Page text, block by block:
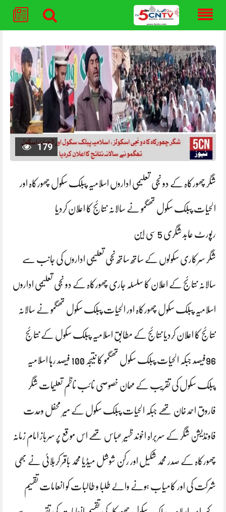
content
179
شگر چھورکاہ کے دو نجی تعلیمی اداروں اسلامیہ پبلک سکول چھورکاہ اور
الحیات پبلک سکول تھگمو نے سالانہ نتائج کا اعلان کردیا
رپورٹ عابد شگری 5 سی این
شگر سرکاری سکولوں کے ساتھ ساتھ نجی تعلیمی اداروں کی جانب سے
سالانہ نتائج کے اعلان کا سلسلہ جاری چھورکاہ کے دو نجی تعلیمی اداروں
اسلامیہ پبلک سکول چھورکاہ اور الحیات پبلک سکول تھگمو نے سالانہ
نتائج کا اعلان کردیا نتائج کے مطابق اسلامیہ پبلک سکول کے نتائج
96فیصد جبکہ الحیات پبلک سکول تھگمو کا نتیجہ 100 فیصد رہا اسلامیہ
پبلک سکول کی تقریب کے مہمان خصوصی نائب ناظم تعلیمات شگر
فاروق احمد خان تھے جبکہ الحیات پبلک سکول کے میر محفل وحدت
فاونڈیشن شگر کے سربراہ اخوند ظہیر عباس تھے اس موقع پر سرباز امام زمانہ
چھورکاہ کے صدر محمد شکیل اور رکن شوشل میڈیا محمد باقر کربلائی نے بھی
شرکت کی اور کامیاب ہونے والے طلبا و طالبات کو انعامات تقسیم